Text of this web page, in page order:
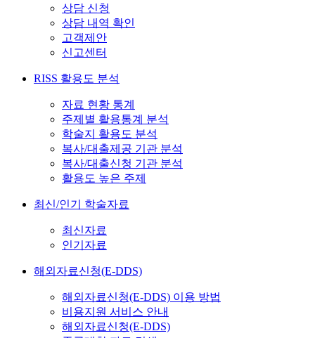
상담 신청
상담 내역 확인
고객제안
신고센터
RISS 활용도 분석
자료 현황 통계
주제별 활용통계 분석
학술지 활용도 분석
복사/대출제공 기관 분석
복사/대출신청 기관 분석
활용도 높은 주제
최신/인기 학술자료
최신자료
인기자료
해외자료신청(E-DDS)
해외자료신청(E-DDS) 이용 방법
비용지원 서비스 안내
해외자료신청(E-DDS)